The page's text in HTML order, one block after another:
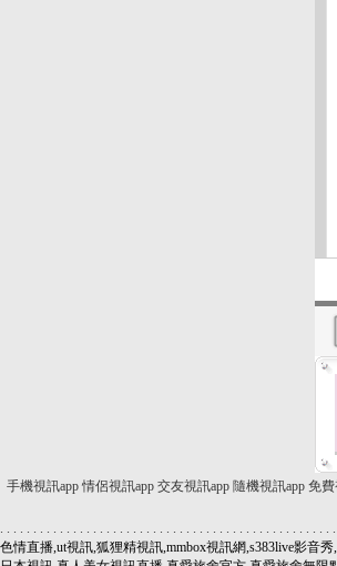
手機視訊app 情侶視訊app 交友視訊app 隨機視訊app 免費
. . . . . . . . . . . . . . . . . . . . . . . . . . . . . . . . . . . . . . . . . . . . . . . . . . .
色情直播,ut視訊,狐狸精視訊,mmbox視訊網,s383live影音